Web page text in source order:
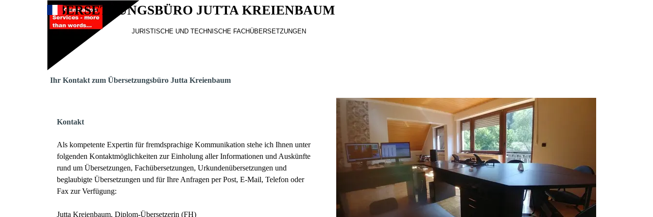
Direkt zum SeiteninhaltÜBERSETZUNGSBÜRO JUTTA KREIENBAUM
Menü überspringenJURISTISCHE UND TECHNISCHE FACHÜBERSETZUNGEN
Ihr Kontakt zum Übersetzungsbüro Jutta Kreienbaum
Kontakt
Als kompetente Expertin für fremdsprachige Kommunikation stehe ich Ihnen unter
folgenden Kontaktmöglichkeiten zur Einholung aller Informationen und Auskünfte
rund um Übersetzungen, Fachübersetzungen, Urkundenübersetzungen und
beglaubigte Übersetzungen und für Ihre Anfragen per Post, E-Mail, Telefon oder
Fax zur Verfügung:
Jutta Kreienbaum, Diplom-Übersetzerin (FH)